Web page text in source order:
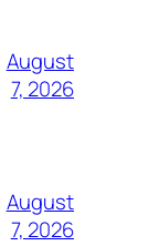
August
7, 2026
August
7, 2026